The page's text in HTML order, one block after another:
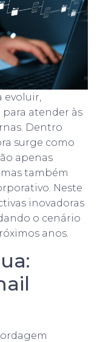
atender às
Dentro
surge como
apenas
também
Neste
inovadoras
o cenário
anos.